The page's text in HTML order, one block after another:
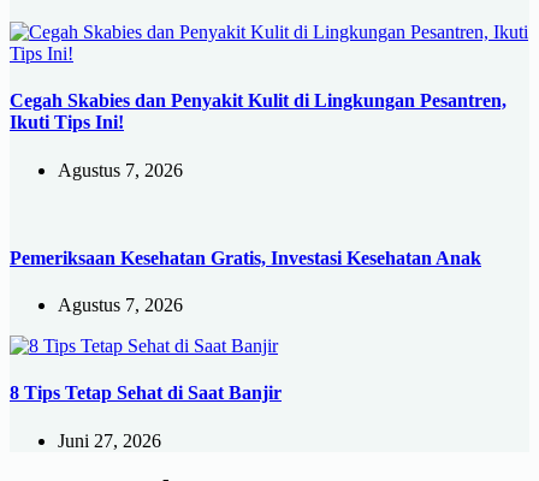
Cegah Skabies dan Penyakit Kulit di Lingkungan Pesantren,
Ikuti Tips Ini!
Agustus 7, 2026
Pemeriksaan Kesehatan Gratis, Investasi Kesehatan Anak
Agustus 7, 2026
8 Tips Tetap Sehat di Saat Banjir
Juni 27, 2026